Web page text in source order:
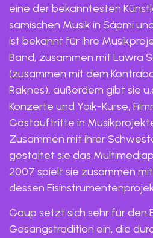
eine der bekanntesten
samischen Musik in Sápmi
ist bekannt für ihre
Band, zusammen mit Lawra
(zusammen mit dem
Raknes), außerdem gibt sie
Konzerte und Yoik-Kurse,
Gastauftritte in
Zusammen mit ihrer
gestaltet sie das
2007 spielt sie zusammen
dessen
Gaup setzt sich sehr für den
Gesangstradition ein, die